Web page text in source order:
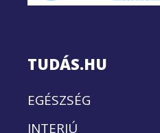
TUDÁS.HU
EGÉSZSÉG
INTERJÚ